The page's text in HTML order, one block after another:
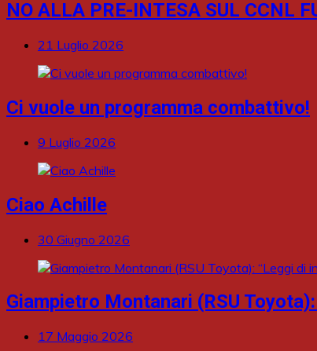
NO ALLA PRE-INTESA SUL CCNL
21 Luglio 2026
Ci vuole un programma combattivo!
9 Luglio 2026
Ciao Achille
30 Giugno 2026
Giampietro Montanari (RSU
17 Maggio 2026